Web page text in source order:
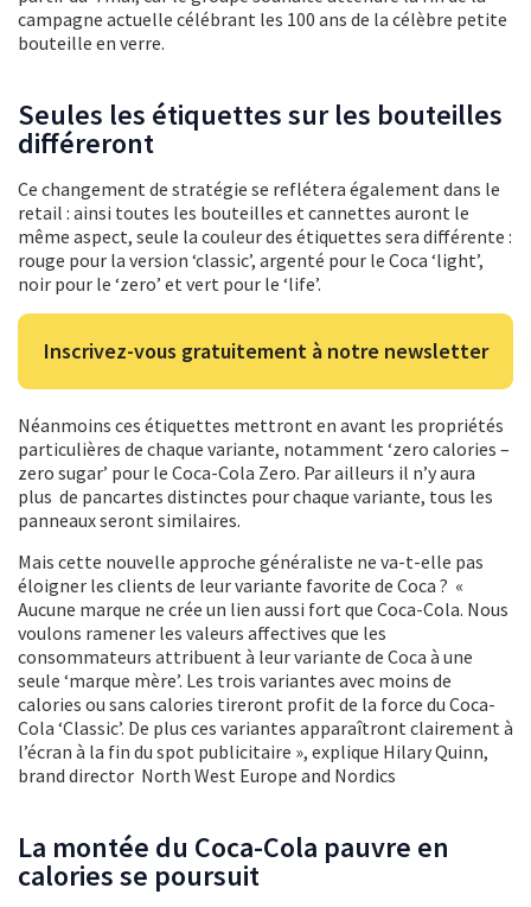
campagne actuelle célébrant les 100 ans de la célèbre petite
bouteille en verre.
Seules les étiquettes sur les bouteilles
différeront
Ce changement de stratégie se reflétera également dans le
retail : ainsi toutes les bouteilles et cannettes auront le
même aspect, seule la couleur des étiquettes sera différente :
rouge pour la version ‘classic’, argenté pour le Coca ‘light’,
noir pour le ‘zero’ et vert pour le ‘life’.
Inscrivez-vous gratuitement à notre newsletter
Néanmoins ces étiquettes mettront en avant les propriétés
particulières de chaque variante, notamment ‘zero calories –
zero sugar’ pour le Coca-Cola Zero. Par ailleurs il n’y aura
plus de pancartes distinctes pour chaque variante, tous les
panneaux seront similaires.
Mais cette nouvelle approche généraliste ne va-t-elle pas
éloigner les clients de leur variante favorite de Coca ? «
Aucune marque ne crée un lien aussi fort que Coca-Cola. Nous
voulons ramener les valeurs affectives que les
consommateurs attribuent à leur variante de Coca à une
seule ‘marque mère’. Les trois variantes avec moins de
calories ou sans calories tireront profit de la force du Coca-
Cola ‘Classic’. De plus ces variantes apparaîtront clairement à
l’écran à la fin du spot publicitaire », explique Hilary Quinn,
brand director North West Europe and Nordics
La montée du Coca-Cola pauvre en
calories se poursuit